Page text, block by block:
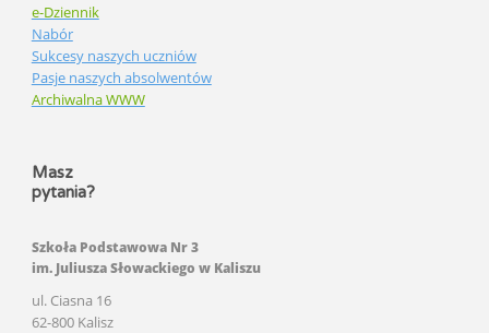
e-Dziennik
Nabór
Sukcesy naszych uczniów
Pasje naszych absolwentów
Archiwalna WWW
Masz
pytania?
Szkoła Podstawowa Nr 3
im. Juliusza Słowackiego w Kaliszu
ul. Ciasna 16
62-800 Kalisz